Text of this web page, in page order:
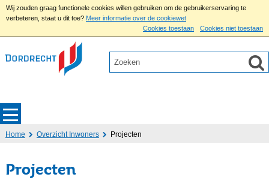
Wij zouden graag functionele cookies willen gebruiken om de gebruikerservaring te
verbeteren, staat u dit toe? Meer informatie over de cookiewet
Cookies toestaan
Cookies niet toestaan
Home Overzicht Inwoners Projecten
Projecten